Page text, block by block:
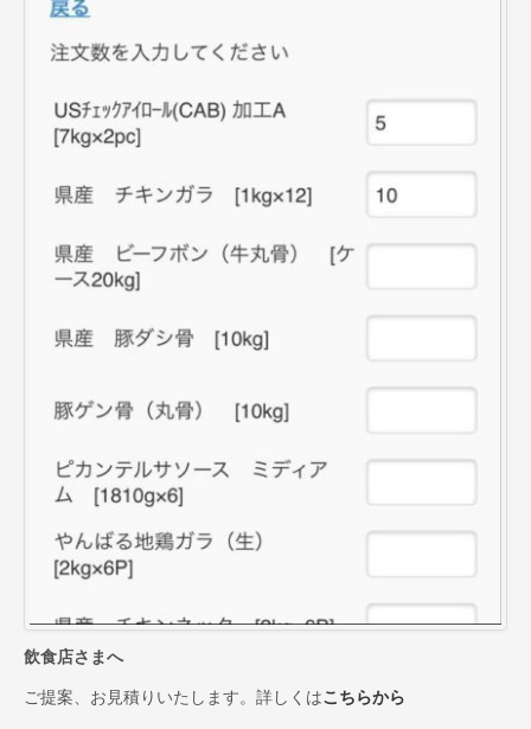
お取引先インタビュー
CM（TV・ラジオ）
会社情報
代表あいさつ
会社概要
会社沿革
スーパー・小売店様へ
一般のお客様へ
プライバシーポリシー
サイトマップ
飲食店さまへ
ご提案、お見積りいたします。詳しくはこちらから